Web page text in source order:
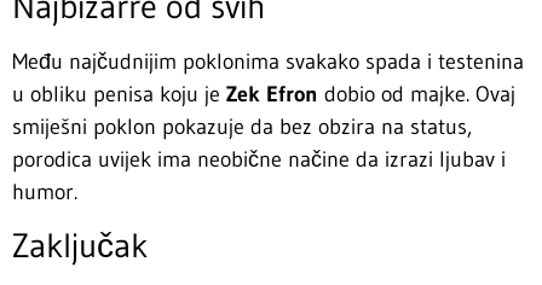
Među najčudnijim poklonima svakako spada i testenina
u obliku penisa koju je Zek Efron dobio od majke. Ovaj
smiješni poklon pokazuje da bez obzira na status,
porodica uvijek ima neobične načine da izrazi ljubav i
humor.
Zaključak